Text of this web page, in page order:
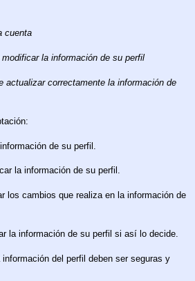
cuenta
la información de su perfil
actualizar correctamente la información de
de su perfil.
la información de su perfil.
los cambios que realiza en la información de
la información de su perfil si así lo decide.
información del perfil deben ser seguras y